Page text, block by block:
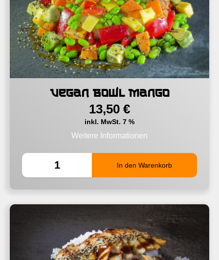
Vegan Bowl Mango
13,50 €
inkl. MwSt. 7 %
Weitere Informationen